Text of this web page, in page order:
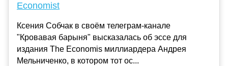
Economist
Ксения Собчак в своём телеграм-канале
"Кровавая барыня" высказалась об эссе для
издания The Economis миллиардера Андрея
Мельниченко, в котором тот ос...